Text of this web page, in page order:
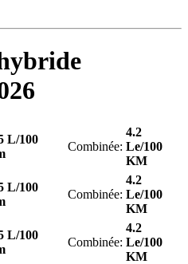
L/100
Combinée:
4.2
Le/100
KM
L/100
Combinée:
4.2
Le/100
KM
L/100
Combinée:
4.2
Le/100
KM